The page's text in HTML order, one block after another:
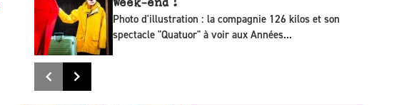
week-end !
Photo d'illustration : la compagnie 126 kilos et son
spectacle "Quatuor" à voir aux Années...